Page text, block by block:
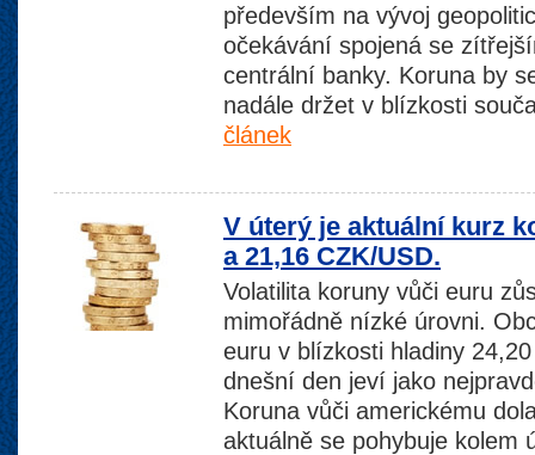
především na vývoj
očekávání spojená se
centrální banky. Koruna by
nadále držet v blízkosti
článek
V úterý je aktuální kurz
a 21,16 CZK/USD.
Volatilita koruny vůči euru
mimořádně nízké úrovni.
euru v blízkosti hladiny
dnešní den jeví jako
Koruna vůči americkému
aktuálně se pohybuje kolem